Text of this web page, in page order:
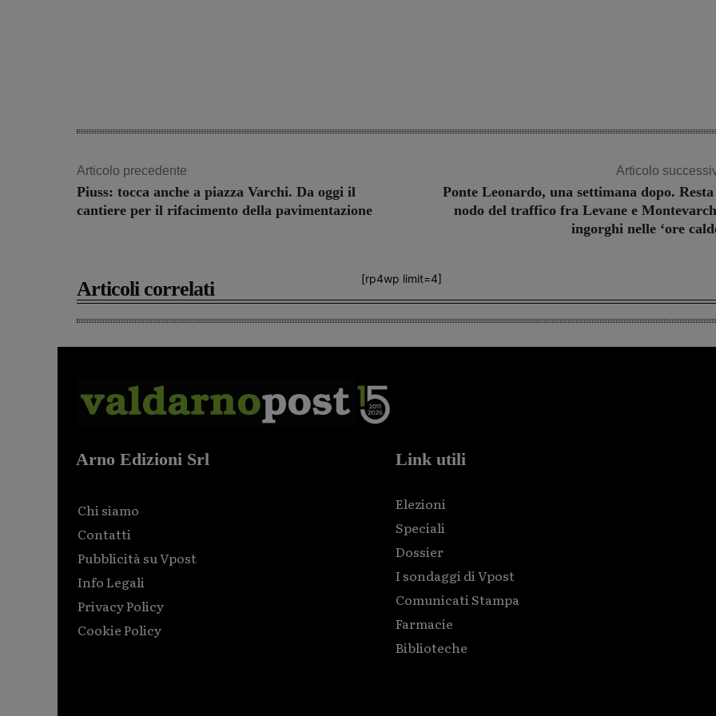
Articolo precedente
Piuss: tocca anche a piazza Varchi. Da oggi il
cantiere per il rifacimento della pavimentazione
Articolo
Ponte Leonardo, una settimana dopo.
nodo del traffico fra Levane e
ingorghi nelle ‘ore
[rp4wp limit=4]
Articoli correlati
Arno Edizioni Srl
Chi siamo
Contatti
Pubblicità su Vpost
Info Legali
Privacy Policy
Cookie Policy
Link utili
Elezioni
Speciali
Dossier
I sondaggi di Vpost
Comunicati Stampa
Farmacie
Biblioteche